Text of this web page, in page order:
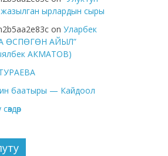
жазылган ырлардын сыры
on Уларбек
ӨСПӨГӨН АЙЫЛ”
АКМАТОВ)
баатыры — Кайдоол